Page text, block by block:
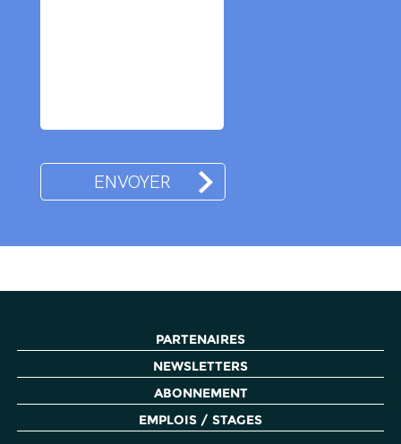
PARTENAIRES
NEWSLETTERS
ABONNEMENT
EMPLOIS / STAGES